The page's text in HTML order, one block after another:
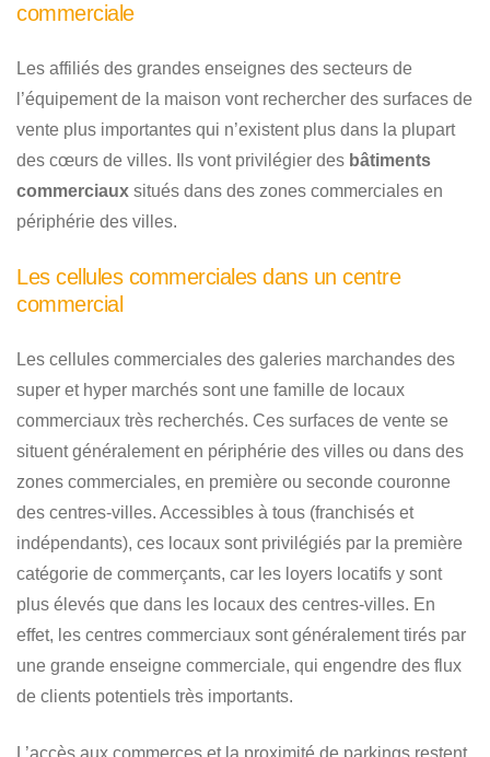
commerciale
Les affiliés des grandes enseignes des secteurs de
l’équipement de la maison vont rechercher des surfaces de
vente plus importantes qui n’existent plus dans la plupart
des cœurs de villes. Ils vont privilégier des bâtiments
commerciaux situés dans des zones commerciales en
périphérie des villes.
Les cellules commerciales dans un centre
commercial
Les cellules commerciales des galeries marchandes des
super et hyper marchés sont une famille de locaux
commerciaux très recherchés. Ces surfaces de vente se
situent généralement en périphérie des villes ou dans des
zones commerciales, en première ou seconde couronne
des centres-villes. Accessibles à tous (franchisés et
indépendants), ces locaux sont privilégiés par la première
catégorie de commerçants, car les loyers locatifs y sont
plus élevés que dans les locaux des centres-villes. En
effet, les centres commerciaux sont généralement tirés par
une grande enseigne commerciale, qui engendre des flux
de clients potentiels très importants.